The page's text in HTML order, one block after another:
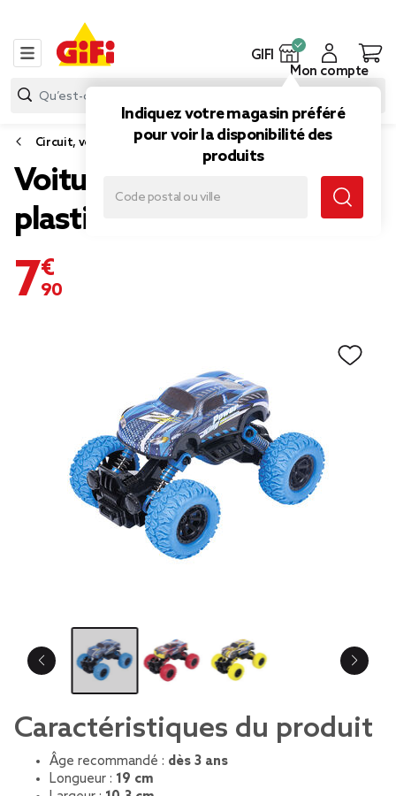
GIFI
Indiquez votre magasin préféré
pour voir la disponibilité des
produits
Mon compte
Circuit, voiture jouet
Voiture monster truck en
plastique
7,90 €
Caractéristiques du produit
Âge recommandé : dès 3 ans
Longueur : 19 cm